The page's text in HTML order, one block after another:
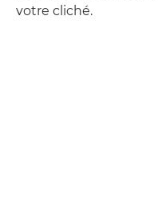
votre cliché.